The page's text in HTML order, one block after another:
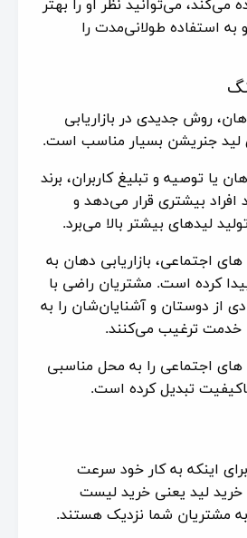
می‌توانید نظر او را بهتر
استفاده طولانی‌مدت را
روش جدیدی در بازاریابی
لید جنریشن بسیار مناسب است.
یا توصیه و تبلیغ کاربران، برند
بیشتری قرار می‌دهد و
لیدهای بیشتر بالا می‌برد.
های اجتماعی، بازاریابی دهان به
کرده است. مشتریان راضی با
از دوستان و آشنایان‌شان را به
ترغیب می‌کنند.
اجتماعی را به محل مناسبی
تبدیل کرده است.
اینکه به کار خود سرعت
خرید لید یعنی خرید لیست
به مشتریان شما نزدیک هستند.